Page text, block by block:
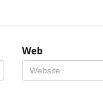
Web